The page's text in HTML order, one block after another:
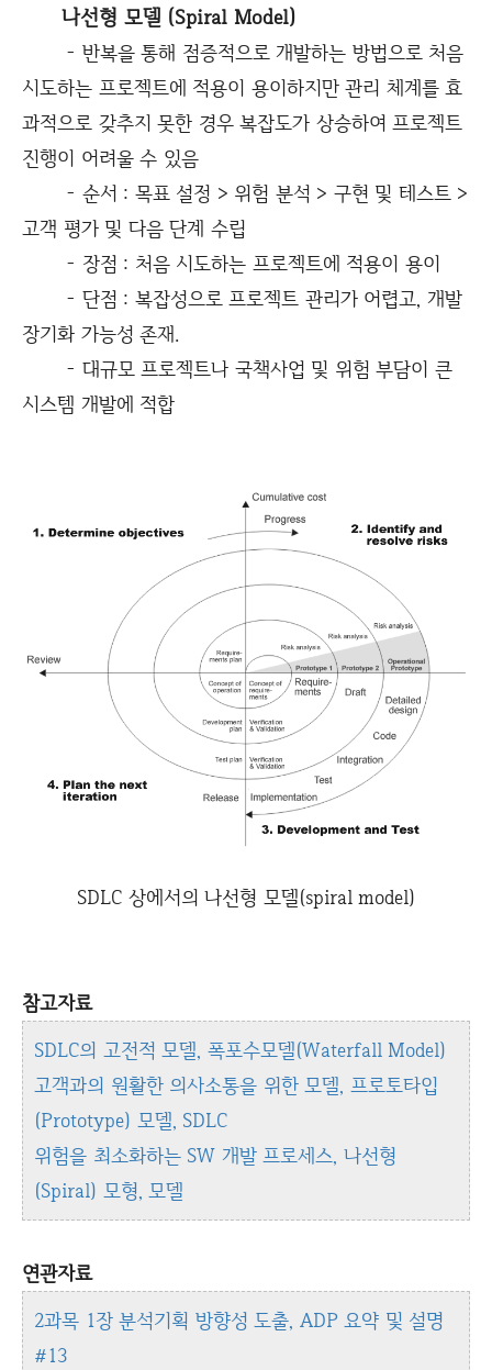
나선형 모델 (Spiral Model)
- 반복을 통해 점증적으로 개발하는 방법으로 처음
시도하는 프로젝트에 적용이 용이하지만 관리 체계를 효
과적으로 갖추지 못한 경우 복잡도가 상승하여 프로젝트
진행이 어려울 수 있음
- 순서 : 목표 설정 > 위험 분석 > 구현 및 테스트 >
고객 평가 및 다음 단계 수립
- 장점 : 처음 시도하는 프로젝트에 적용이 용이
- 단점 : 복잡성으로 프로젝트 관리가 어렵고, 개발
장기화 가능성 존재.
- 대규모 프로젝트나 국책사업 및 위험 부담이 큰
시스템 개발에 적합
SDLC 상에서의 나선형 모델(spiral model)
참고자료
SDLC의 고전적 모델, 폭포수모델(Waterfall Model)
고객과의 원활한 의사소통을 위한 모델, 프로토타입
(Prototype) 모델, SDLC
위험을 최소화하는 SW 개발 프로세스, 나선형
(Spiral) 모형, 모델
연관자료
2과목 1장 분석기획 방향성 도출, ADP 요약 및 설명
#13